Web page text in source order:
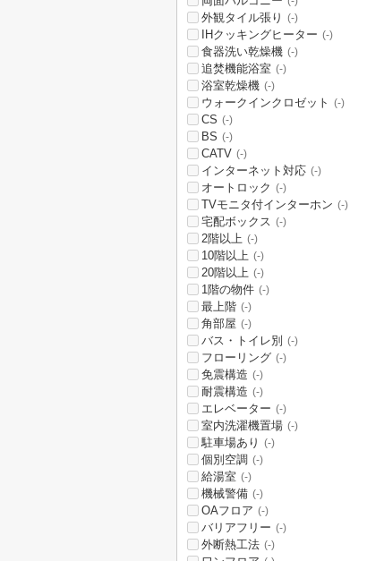
外観タイル張り (-)
IHクッキングヒーター (-)
食器洗い乾燥機 (-)
追焚機能浴室 (-)
浴室乾燥機 (-)
ウォークインクロゼット (-)
CS (-)
BS (-)
CATV (-)
インターネット対応 (-)
オートロック (-)
TVモニタ付インターホン (-)
宅配ボックス (-)
2階以上 (-)
10階以上 (-)
20階以上 (-)
1階の物件 (-)
最上階 (-)
角部屋 (-)
バス・トイレ別 (-)
フローリング (-)
免震構造 (-)
耐震構造 (-)
エレベーター (-)
室内洗濯機置場 (-)
駐車場あり (-)
個別空調 (-)
給湯室 (-)
機械警備 (-)
OAフロア (-)
バリアフリー (-)
外断熱工法 (-)